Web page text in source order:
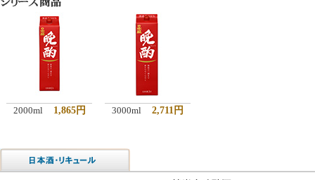
2000ml 1,865円 3000ml 2,711円